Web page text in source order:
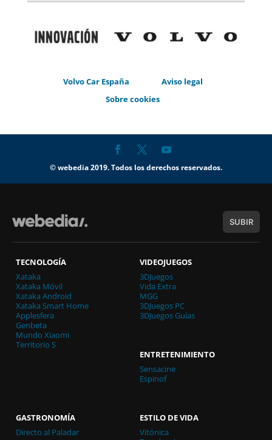
Volvo Car España
Aviso legal
Sobre cookies
© webedia 2019. Todos los derechos reservados.
SUBIR
TECNOLOGÍA
Xataka
Xataka Móvil
Xataka Android
Xataka Smart Home
Applesfera
Genbeta
Mundo Xiaomi
Territorio S
VIDEOJUEGOS
3DJuegos
Vida Extra
MGG
3DJuegos PC
3DJuegos Guías
ENTRETENIMIENTO
Sensacine
Espinof
GASTRONOMÍA
Directo al Paladar
ESTILO DE VIDA
Vitónica